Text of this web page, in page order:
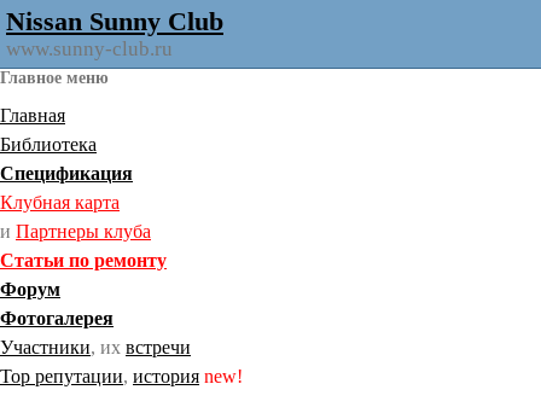
Nissan Sunny Club
www.sunny-club.ru
Главное меню
Главная
Библиотека
Спецификация
Клубная карта
и Партнеры клуба
Статьи по ремонту
Форум
Фотогалерея
Участники, их встречи
Тор репутации, история new!